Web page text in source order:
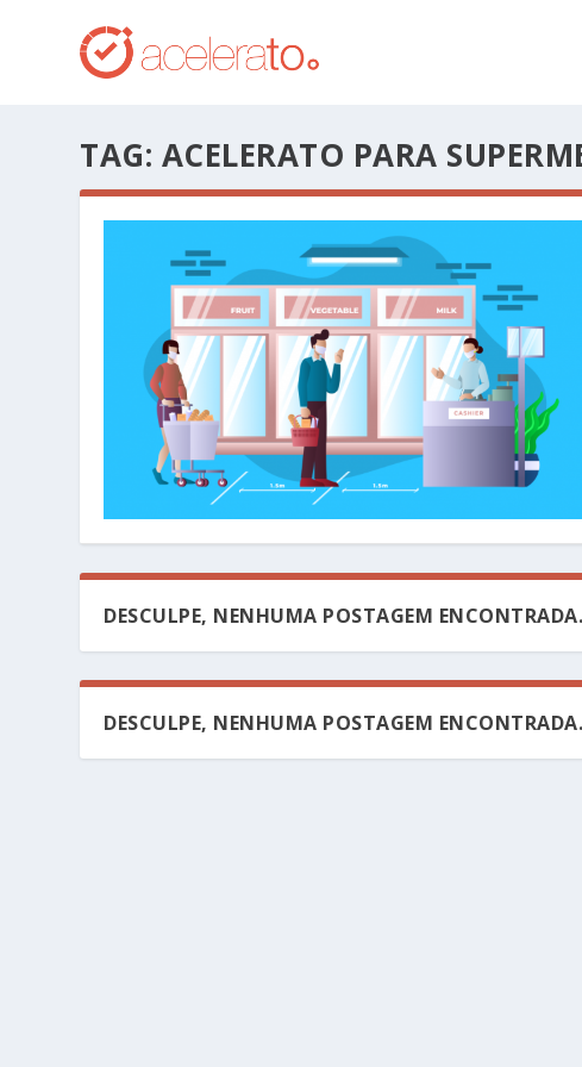
TAG: ACELERATO PARA
DESCULPE, NENHUMA POSTAGEM ENCONTRADA.
DESCULPE, NENHUMA POSTAGEM ENCONTRADA.